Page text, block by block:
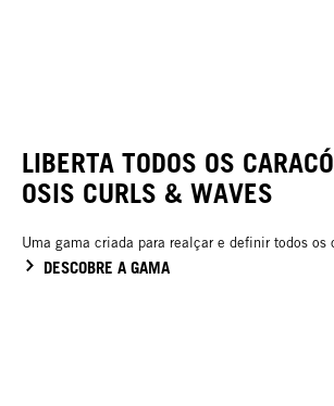
LIBERTA TODOS OS
OSIS CURLS & WAVES
Uma gama criada para realçar e definir todos os
DESCOBRE A GAMA